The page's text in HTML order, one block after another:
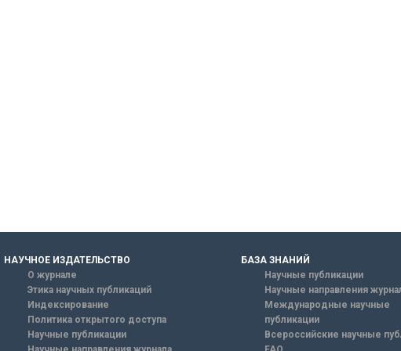
НАУЧНОЕ ИЗДАТЕЛЬСТВО
О журнале
Этика научных публикаций
Индексирование
Политика открытого доступа
Научные публикации
БАЗА ЗНАНИЙ
Научные публикации
Научные направления
Международные научные
публикации
Всероссийские научные